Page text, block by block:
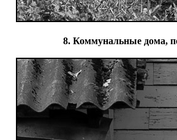
8. Коммунальные дома,